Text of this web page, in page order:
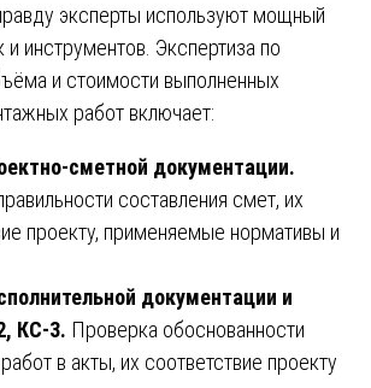
эксперты используют мощный
и инструментов. Экспертиза по
и стоимости выполненных
работ включает:
сметной документации.
составления смет, их
проекту, применяемые нормативы и
документации и
КС-3. Проверка обоснованности
в акты, их соответствие проекту